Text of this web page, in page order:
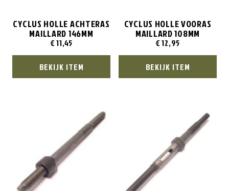
CYCLUS HOLLE ACHTERAS
MAILLARD 146MM
€11,45
BEKIJK ITEM
CYCLUS HOLLE VOORAS
MAILLARD 108MM
€12,95
BEKIJK ITEM